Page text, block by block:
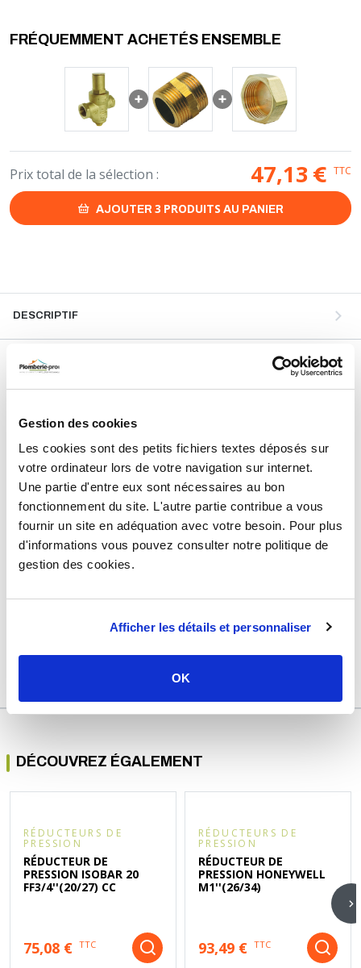
Gestion des cookies
Les cookies sont des petits fichiers textes déposés sur
votre ordinateur lors de votre navigation sur internet.
Une partie d'entre eux sont nécessaires au bon
fonctionnement du site. L'autre partie contribue a vous
fournir un site en adéquation avec votre besoin. Pour plus
d'informations vous pouvez consulter notre politique de
gestion des cookies.
Afficher les détails et personnaliser
OK
FRÉQUEMMENT ACHETÉS ENSEMBLE
Prix total de la sélection : 47,13 € TTC
AJOUTER 3 PRODUITS AU PANIER
DESCRIPTIF
DÉTAILS TECHNIQUES
Usage Sanitaire
Marque Pronorm
Matière
Raccordement Femelle 3/4" (20/27)
Pression 20 bars
DÉCOUVREZ ÉGALEMENT
RÉDUCTEURS DE
PRESSION
RÉDUCTEUR DE
PRESSION ISOBAR 20
FF3/4''(20/27) CC
75,08 € TTC
RÉDUCTEURS DE
PRESSION
RÉDUCTEUR DE
PRESSION HONEYWELL
M1''(26/34)
93,49 € TTC